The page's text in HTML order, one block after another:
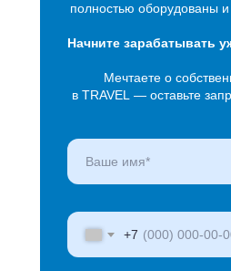
+7
полностью оборудованы
Начните зарабатывать
Мечтаете о
в TRAVEL — оставьте